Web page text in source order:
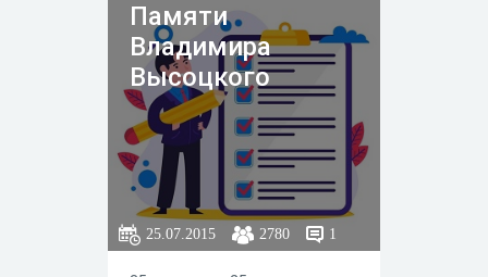
Памяти
Владимира
Высоцкого
25.07.2015 2780 1